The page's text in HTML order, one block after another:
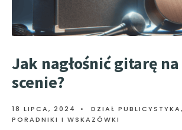
Jak nagłośnić gitarę na
scenie?
18 LIPCA, 2024 • DZIAŁ PUBLICYSTYKA,
PORADNIKI I WSKAZÓWKI